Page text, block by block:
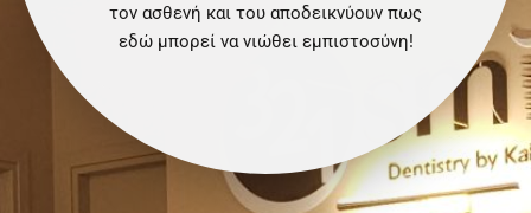
τον ασθενή και του αποδεικνύουν πως
εδώ μπορεί να νιώθει εμπιστοσύνη!